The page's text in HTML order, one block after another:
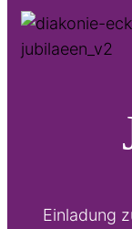
Einladung